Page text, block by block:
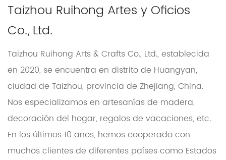
Taizhou Ruihong Artes y Oficios
Co., Ltd.
Taizhou Ruihong Arts & Crafts Co., Ltd., establecida
en 2020, se encuentra en distrito de Huangyan,
ciudad de Taizhou, provincia de Zhejiang, China.
Nos especializamos en artesanías de madera,
decoración del hogar, regalos de vacaciones, etc.
En los últimos 10 años, hemos cooperado con
muchos clientes de diferentes países como Estados